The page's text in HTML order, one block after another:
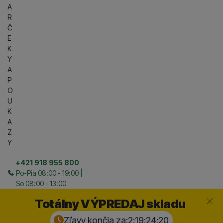
A
R
Č
E
K
Y
A
P
O
U
K
A
Z
Y
+421 918 955 800
Po-Pia 08:00 - 19:00 |
So 08:00 - 13:00
Totálny VÝPREDAJ skladu
Zľavy končia za:2:19:24:19
Zavrieť